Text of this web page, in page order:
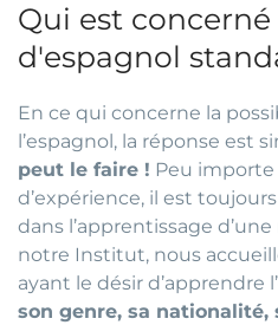
Qui est
d'espagnol
En ce qui concerne la
l’espagnol, la réponse est
peut le faire ! Peu importe
d’expérience, il est
dans l’apprentissage
notre Institut, nous
ayant le désir d’apprendre
son genre, sa nationalité,